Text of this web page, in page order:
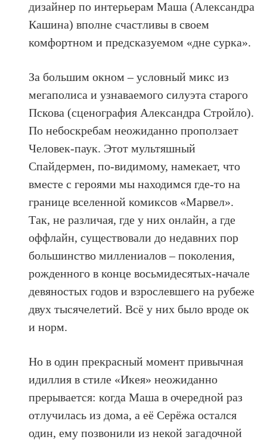
дизайнер по интерьерам Маша (Александра
Кашина) вполне счастливы в своем
комфортном и предсказуемом «дне сурка».
За большим окном – условный микс из
мегаполиса и узнаваемого силуэта старого
Пскова (сценография Александра Стройло).
По небоскребам неожиданно проползает
Человек-паук. Этот мультяшный
Спайдермен, по-видимому, намекает, что
вместе с героями мы находимся где-то на
границе вселенной комиксов «Марвел».
Так, не различая, где у них онлайн, а где
оффлайн, существовали до недавних пор
большинство миллениалов – поколения,
рожденного в конце восьмидесятых-начале
девяностых годов и взрослевшего на рубеже
двух тысячелетий. Всё у них было вроде ок
и норм.
Но в один прекрасный момент привычная
идиллия в стиле «Икея» неожиданно
прерывается: когда Маша в очередной раз
отлучилась из дома, а её Серёжа остался
один, ему позвонили из некой загадочной